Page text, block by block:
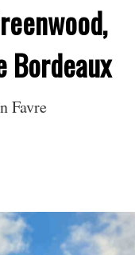
Bordeaux
Favre